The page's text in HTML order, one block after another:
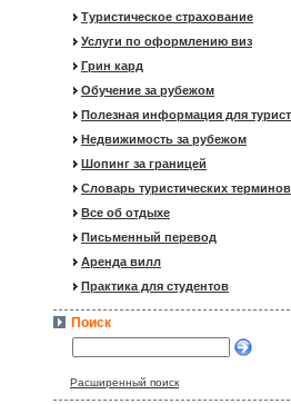
Туристическое страхование
Услуги по оформлению виз
Грин кард
Обучение за рубежом
Полезная информация для
Недвижимость за рубежом
Шопинг за границей
Словарь туристических терминов
Все об отдыхе
Письменный перевод
Аренда вилл
Практика для студентов
Поиск
Расширенный поиск